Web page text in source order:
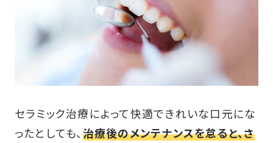
セラミック治療によって快適できれいな口元にな
ったとしても、 治療後のメンテナンスを怠ると、さ